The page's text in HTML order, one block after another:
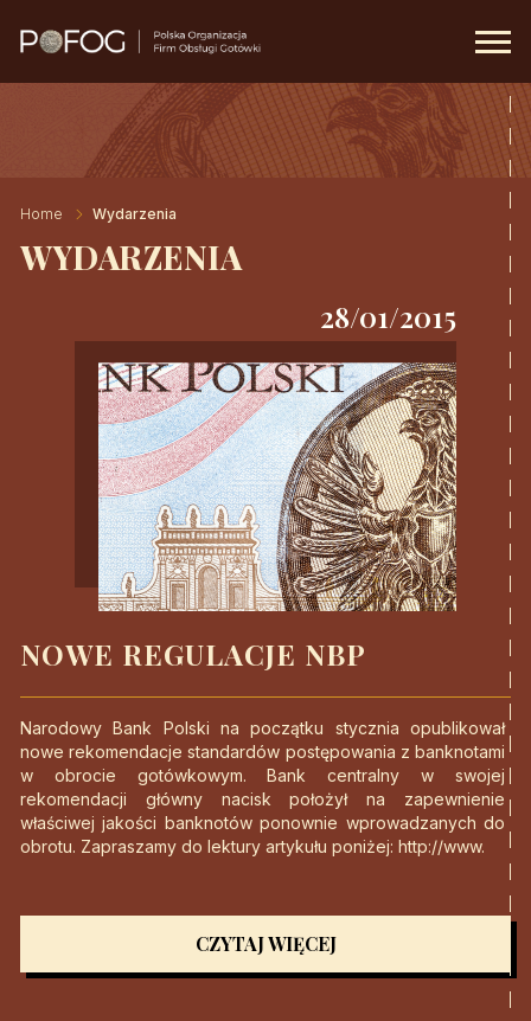
Home Wydarzenia
WYDARZENIA
28/01/2015
NOWE REGULACJE NBP
Narodowy Bank Polski na początku stycznia opublikował
nowe rekomendacje standardów postępowania z banknotami
w obrocie gotówkowym. Bank centralny w swojej
rekomendacji główny nacisk położył na zapewnienie
właściwej jakości banknotów ponownie wprowadzanych do
obrotu. Zapraszamy do lektury artykułu poniżej: http://www.
CZYTAJ WIĘCEJ